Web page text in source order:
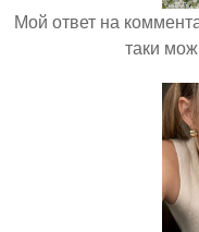
Мой ответ на
таки